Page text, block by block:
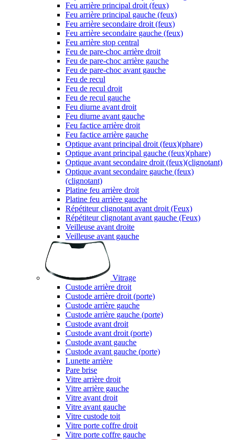
Feu arrière principal droit (feux)
Feu arrière principal gauche (feux)
Feu arrière secondaire droit (feux)
Feu arrière secondaire gauche (feux)
Feu arrière stop central
Feu de pare-choc arrière droit
Feu de pare-choc arrière gauche
Feu de pare-choc avant gauche
Feu de recul
Feu de recul droit
Feu de recul gauche
Feu diurne avant droit
Feu diurne avant gauche
Feu factice arrière droit
Feu factice arrière gauche
Optique avant principal droit (feux)(phare)
Optique avant principal gauche (feux)(phare)
Optique avant secondaire droit (feux)(clignotant)
Optique avant secondaire gauche (feux)
(clignotant)
Platine feu arrière droit
Platine feu arrière gauche
Répétiteur clignotant avant droit (Feux)
Répétiteur clignotant avant gauche (Feux)
Veilleuse avant droite
Veilleuse avant gauche
Vitrage
Custode arrière droit
Custode arrière droit (porte)
Custode arrière gauche
Custode arrière gauche (porte)
Custode avant droit
Custode avant droit (porte)
Custode avant gauche
Custode avant gauche (porte)
Lunette arrière
Pare brise
Vitre arrière droit
Vitre arrière gauche
Vitre avant droit
Vitre avant gauche
Vitre custode toit
Vitre porte coffre droit
Vitre porte coffre gauche